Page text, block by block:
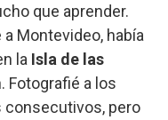
que aprender.
Montevideo, había
la Isla de las
Fotografié a los
consecutivos, pero